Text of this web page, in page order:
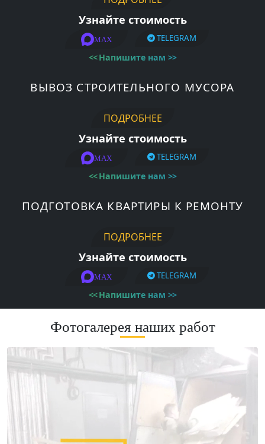
Узнайте стоимость
MAX TELEGRAM
<<Напишите нам >>
ВЫВОЗ СТРОИТЕЛЬНОГО МУСОРА
ПОДРОБНЕЕ
Узнайте стоимость
MAX TELEGRAM
<<Напишите нам >>
ПОДГОТОВКА КВАРТИРЫ К РЕМОНТУ
ПОДРОБНЕЕ
Узнайте стоимость
MAX TELEGRAM
<<Напишите нам >>
Фотогалерея наших работ